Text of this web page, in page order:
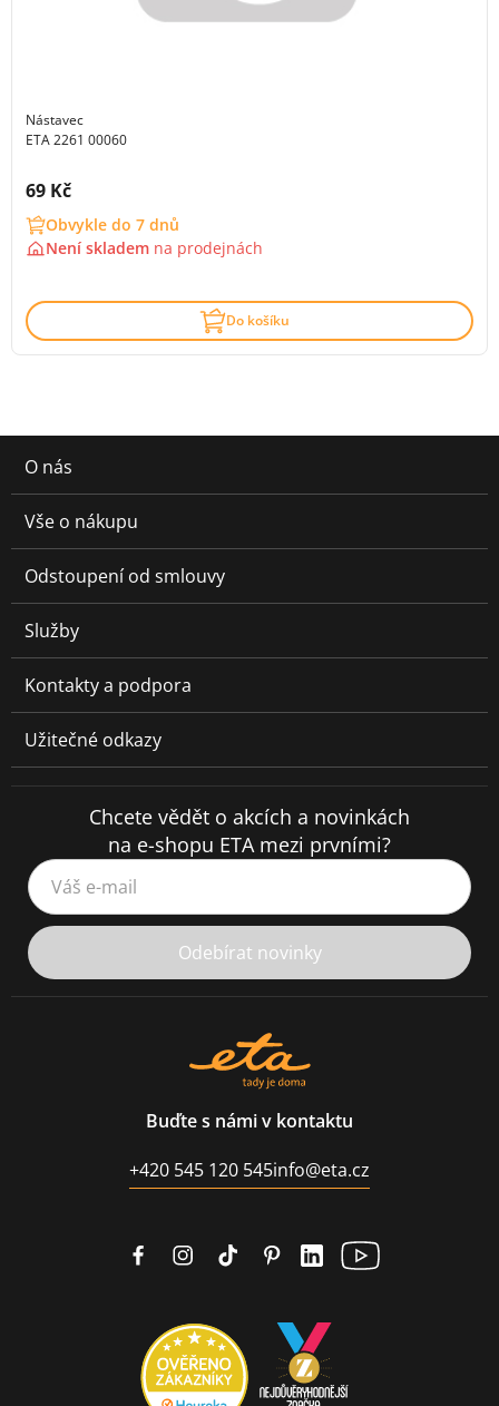
Nástavec
ETA 2261 00060
Cena s DPH:
69 Kč
Obvykle do 7 dnů
Není skladem na prodejnách
Do košíku
O nás
Vše o nákupu
Odstoupení od smlouvy
Služby
Kontakty a podpora
Užitečné odkazy
Chcete vědět o akcích a novinkách
na e-shopu ETA mezi prvními?
Váš e-mail
Odebírat novinky
Buďte s námi v kontaktu
+420 545 120 545info@eta.cz